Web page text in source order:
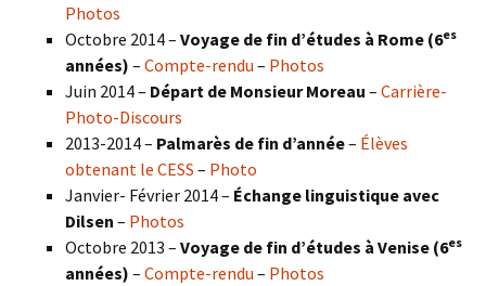
Photos
Octobre 2014 – Voyage de fin d’études à Rome (6es
années) – Compte-rendu – Photos
Juin 2014 – Départ de Monsieur Moreau – Carrière-
Photo-Discours
2013-2014 – Palmarès de fin d’année– Élèves
obtenant le CESS – Photo
Janvier- Février 2014 – Échange linguistique avec
Dilsen – Photos
Octobre 2013 – Voyage de fin d’études à Venise (6es
années) – Compte-rendu – Photos